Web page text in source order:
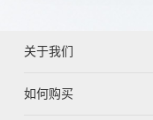
关于我们
如何购买